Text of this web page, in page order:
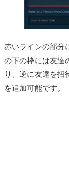
赤いラインの部分
の下の枠には友達
り、逆に友達を招
を追加可能です。